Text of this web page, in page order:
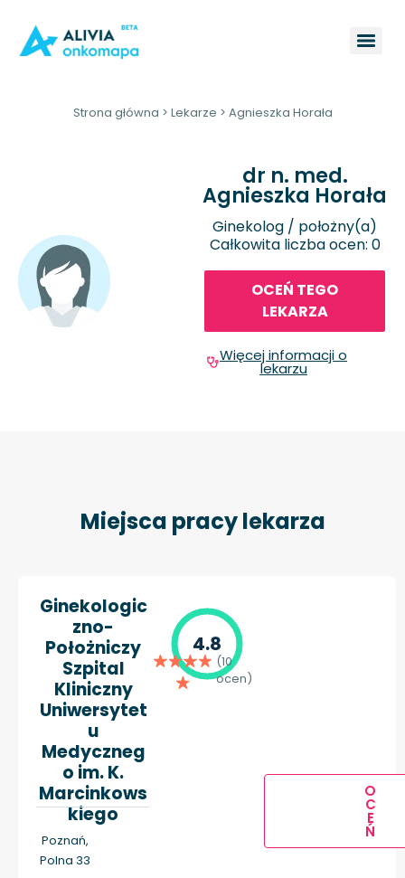
Strona główna > Lekarze > Agnieszka Horała
dr n. med.
Agnieszka Horała
Ginekolog / położny(a)
Całkowita liczba ocen: 0
OCEŃ TEGO
LEKARZA
Więcej informacji o
lekarzu
Miejsca pracy lekarza
Ginekologic
zno-
Położniczy
Szpital
Kliniczny
Uniwersytet
u
Medyczneg
o im. K.
Marcinkows
kiego
Poznań,
Polna 33
4.8
(10
ocen)
O
C
E
Ń